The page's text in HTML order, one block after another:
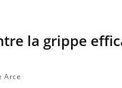
la grippe
Arce
en vacances :
ou signe d’une